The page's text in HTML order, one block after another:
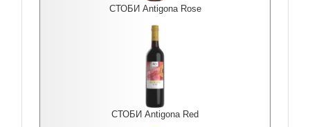
СТОБИ Antigona Rоse
СТОБИ Antigona Red